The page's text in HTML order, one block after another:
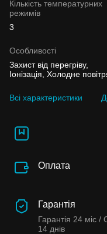
Кількість температурних
режимів
3
Особливості
Захист від перегріву,
Іонізація, Холодне
Всі характеристики
Оплата
Гарантія
Гарантія 24 міс /
14 днів